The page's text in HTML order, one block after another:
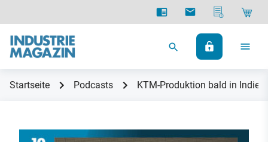
Startseite Podcasts KTM-Produktion bald in